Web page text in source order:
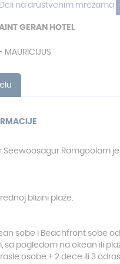
Deli na društvenim mrežama
GERAN HOTEL
- MAURICIJUS
Seewoosagur Ramgoolam
blizini plaže.
sobe i Beachfront sobe
sa pogledom na okean ili
osobe + 2 dece ili 3